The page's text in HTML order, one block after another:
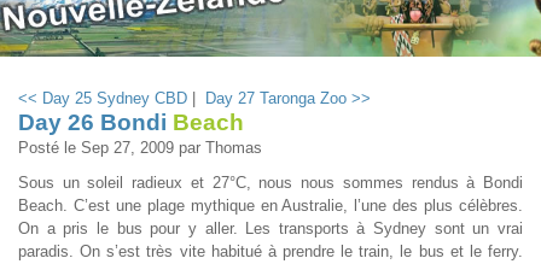
<< Day 25 Sydney CBD Day 27 Taronga Zoo >>
Day 26 Bondi Beach
Posté le Sep 27, 2009 par Thomas
Sous un soleil radieux et 27°C, nous nous sommes rendus à Bondi
Beach. C’est une plage mythique en Australie, l’une des plus célèbres.
On a pris le bus pour y aller. Les transports à Sydney sont un vrai
paradis. On s’est très vite habitué à prendre le train, le bus et le ferry.